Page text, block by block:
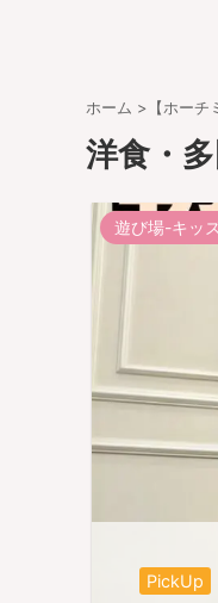
ホーム > 【ホー
洋食・
遊び場-キッ
PickUp